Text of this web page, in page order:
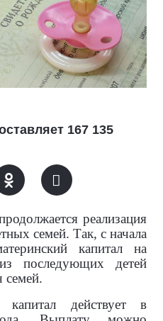
167 135
реализация
семей. Так, с начала
капитал на
последующих детей
семей.
капитал действует в